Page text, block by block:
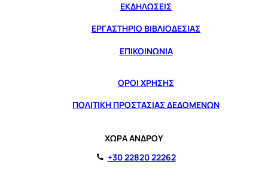
ΕΚΔΗΛΩΣΕΙΣ
ΕΡΓΑΣΤΗΡΙΟ ΒΙΒΛΙΟΔΕΣΙΑΣ
ΕΠΙΚΟΙΝΩΝΙΑ
ΟΡΟΙ ΧΡΗΣΗΣ
ΠΟΛΙΤΙΚΗ ΠΡΟΣΤΑΣΙΑΣ ΔΕΔΟΜΕΝΩΝ
ΧΩΡΑ ΑΝΔΡΟΥ
+30 22820 22262